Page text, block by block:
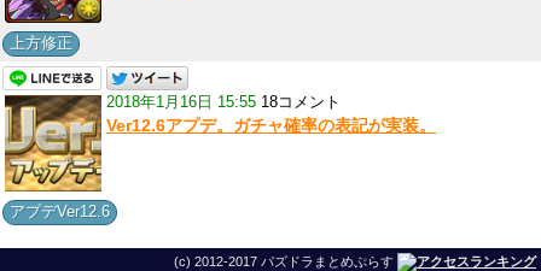
上方修正
2018年1月16日 15:55 18コメント
Ver12.6アプデ。ガチャ確率の表記が実装。
アプデVer12.6
(c) 2012-2017 パズドラまとめぷらす